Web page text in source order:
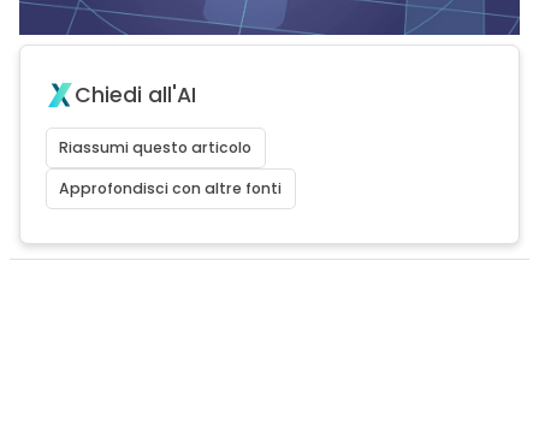
Chiedi all'AI
Riassumi questo articolo
Approfondisci con altre fonti